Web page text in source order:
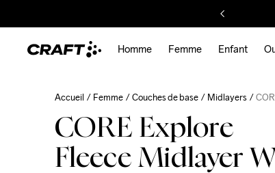
Homme Femme Enfant
Accueil Femme Couches de base Midlayers
CORE Explore
Fleece Midlayer W